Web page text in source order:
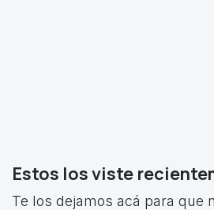
Estos los viste
Te los dejamos acá para que